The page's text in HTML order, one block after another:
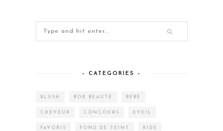
– CATEGORIES –
BLUSH BOX BEAUTÉ BÉBÉ
CHEVEUX CONCOURS EVEIL
FAVORIS FOND DE TEINT KIDS